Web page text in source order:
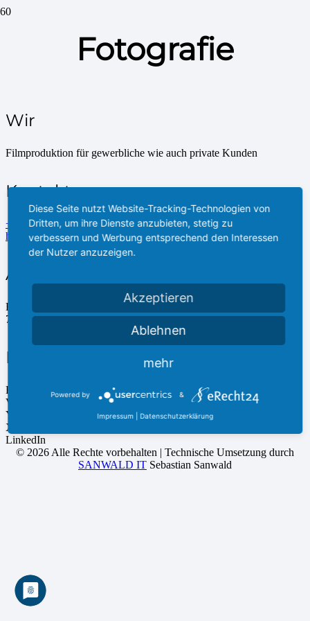
Fotografie
Wir
Filmproduktion für gewerbliche wie auch private Kunden
Kontakt zu uns
+49 174 341 6864
hm.falk@mhm-photoart.de
Adresse
Ruhefeld 57
74594 Kreßberg
Follow us
Facebook
Vimeo
YouTube
Xing
LinkedIn
© 2026 Alle Rechte vorbehalten | Technische Umsetzung durch
SANWALD IT Sebastian Sanwald
Diese Seite nutzt Website-Tracking-Technologien von
Dritten, um ihre Dienste anzubieten, stetig zu
verbessern und Werbung entsprechend den Interessen
der Nutzer anzuzeigen.
Akzeptieren
Ablehnen
mehr
Powered by &
Impressum Datenschutzerklärung